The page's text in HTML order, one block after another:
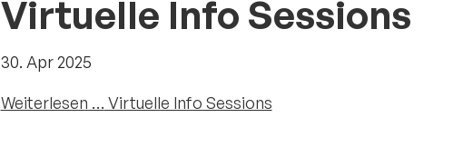
Virtuelle Info Sessions
30. Apr 2025
Weiterlesen … Virtuelle Info Sessions